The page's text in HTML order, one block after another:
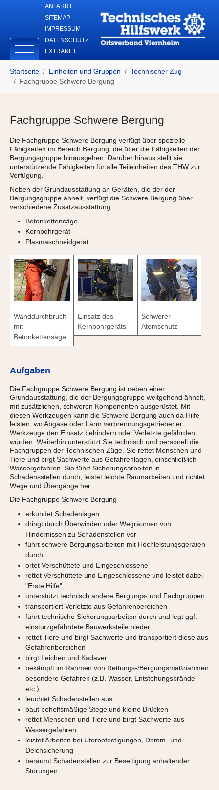
Skip to main navigation
Zum Hauptinhalt springen
Skip to page footerANFAHRT
SITEMAP
IMPRESSUM
DATENSCHUTZ
EXTRANET
Startseite
Einheiten und Gruppen
Technischer Zug
Fachgruppe Schwere Bergung
Fachgruppe Schwere Bergung
Die Fachgruppe Schwere Bergung verfügt über spezielle
Fähigkeiten im Bereich Bergung, die über die Fähigkeiten der
Bergungsgruppe hinausgehen. Darüber hinaus stellt sie
unterstützende Fähigkeiten für alle Teileinheiten des THW zur
Verfügung.
Neben der Grundausstattung an Geräten, die der der
Bergungsgruppe ähnelt, verfügt die Schwere Bergung über
verschiedene Zusatzausstattung:
Betonkettensäge
Kernbohrgerät
Plasmaschneidgerät
Wanddurchbruch
mit
Betonkettensäge
Einsatz des
Kernbohrgeräts
Schwerer
Atemschutz
Aufgaben
Die Fachgruppe Schwere Bergung ist neben einer
Grundausstattung, die der Bergungsgruppe weitgehend ähnelt,
mit zusätzlichen, schweren Komponenten ausgerüstet. Mit
diesen Werkzeugen kann die Schwere Bergung auch da Hilfe
leisten, wo Abgase oder Lärm verbrennungsgetriebener
Werkzeuge den Einsatz behindern oder Verletzte gefährden
würden. Weiterhin unterstützt Sie technisch und personell die
Fachgruppen der Technischen Züge. Sie rettet Menschen und
Tiere und birgt Sachwerte aus Gefahrenlagen, einschließlich
Wassergefahren. Sie führt Sicherungsarbeiten in
Schadensstellen durch, leistet leichte Räumarbeiten und richtet
Wege und Übergänge her.
Die Fachgruppe Schwere Bergung
erkundet Schadenlagen
dringt durch Überwinden oder Wegräumen von
Hindernissen zu Schadenstellen vor
führt schwere Bergungsarbeiten mit Hochleistungsgeräten
durch
ortet Verschüttete und Eingeschlossene
rettet Verschüttete und Eingeschlossene und leistet dabei
"Erste Hilfe"
unterstützt technisch andere Bergungs- und Fachgruppen
transportiert Verletzte aus Gefahrenbereichen
führt technische Sicherungsarbeiten durch und legt ggf.
einsturzgefährdete Bauwerksteile nieder
rettet Tiere und birgt Sachwerte und transportiert diese aus
Gefahrenbereichen
birgt Leichen und Kadaver
bekämpft im Rahmen von Rettungs-/Bergungsmaßnahmen
besondere Gefahren (z.B. Wasser, Entstehungsbrände
etc.)
leuchtet Schadenstellen aus
baut behelfsmäßige Stege und kleine Brücken
rettet Menschen und Tiere und birgt Sachwerte aus
Wassergefahren
leistet Arbeiten bei Uferbefestigungen, Damm- und
Deichsicherung
beräumt Schadenstellen zur Beseitigung anhaltender
Störungen